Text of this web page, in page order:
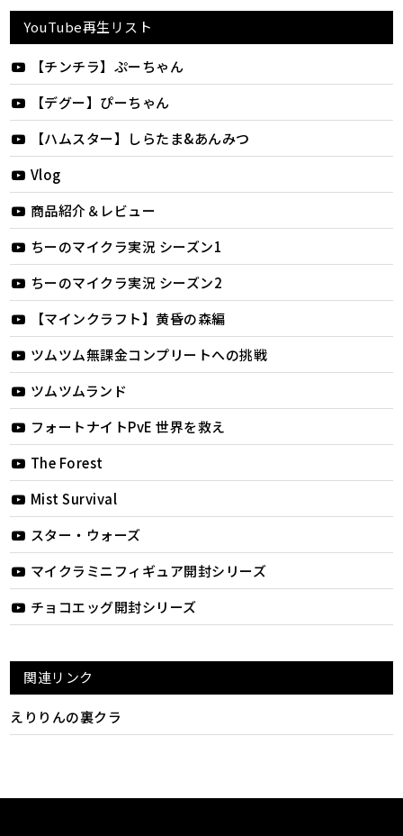
YouTube再生リスト
【チンチラ】ぷーちゃん
【デグー】ぴーちゃん
【ハムスター】しらたま&あんみつ
Vlog
商品紹介＆レビュー
ちーのマイクラ実況 シーズン1
ちーのマイクラ実況 シーズン2
【マインクラフト】黄昏の森編
ツムツム無課金コンプリートへの挑戦
ツムツムランド
フォートナイトPvE 世界を救え
The Forest
Mist Survival
スター・ウォーズ
マイクラミニフィギュア開封シリーズ
チョコエッグ開封シリーズ
関連リンク
えりりんの裏クラ